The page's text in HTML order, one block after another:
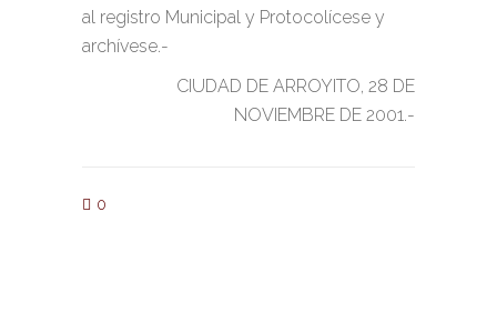
al registro Municipal y Protocolícese y
archívese.-
CIUDAD DE ARROYITO, 28 DE
NOVIEMBRE DE 2001.-
0